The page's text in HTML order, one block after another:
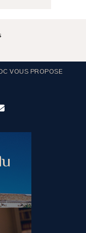
VOUS PROPOSE